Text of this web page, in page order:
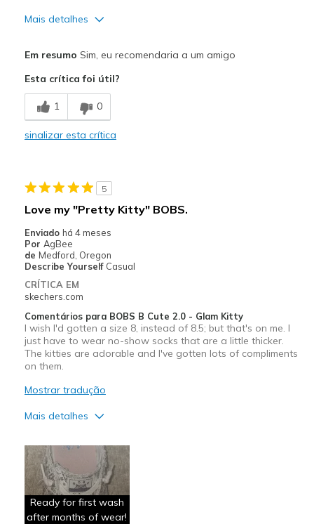
Mais detalhes
Comfortable
Melhores utilizações
Casual Wear
Feels true to size
View On Shoes
Em resumo Sim, eu recomendaria a um amigo
Esta crítica foi útil?
1 0
sinalizar esta crítica
5
Love my "Pretty Kitty" BOBS.
Enviado há 4 meses
Por AgBee
de Medford, Oregon
Describe Yourself Casual
CRÍTICA EM
skechers.com
Comentários para BOBS B Cute 2.0 - Glam Kitty
I wish I'd gotten a size 8, instead of 8.5; but that's on me. I
just have to wear no-show socks that are a little thicker.
The kitties are adorable and I've gotten lots of compliments
on them.
Mostrar tradução
Mais detalhes
Attractive Design
Comfortable
Durable
Ready for first wash
after months of wear!